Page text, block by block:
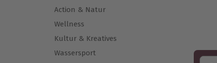
Action & Natur
Wellness
Kultur & Kreatives
Wassersport